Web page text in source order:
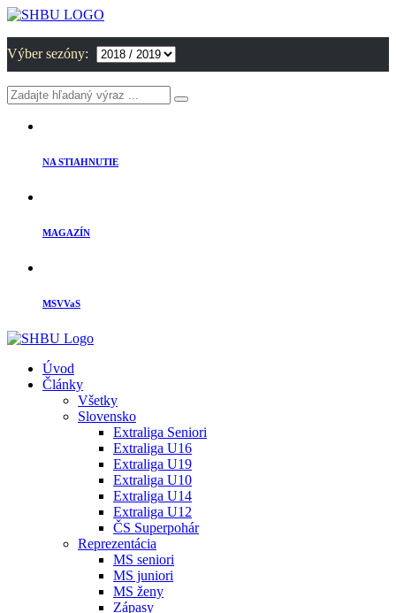
Výber sezóny:
NA STIAHNUTIE
MAGAZÍN
MSVVaS
Úvod
Články
Všetky
Slovensko
Extraliga Seniori
Extraliga U16
Extraliga U19
Extraliga U10
Extraliga U14
Extraliga U12
ČS Superpohár
Reprezentácia
MS seniori
MS juniori
MS ženy
Zápasy